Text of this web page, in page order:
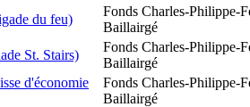
du feu)
Fonds Charles-Philippe-
Baillairgé
St. Stairs)
Fonds Charles-Philippe-
Baillairgé
d'économie
Fonds Charles-Philippe-
Baillairgé